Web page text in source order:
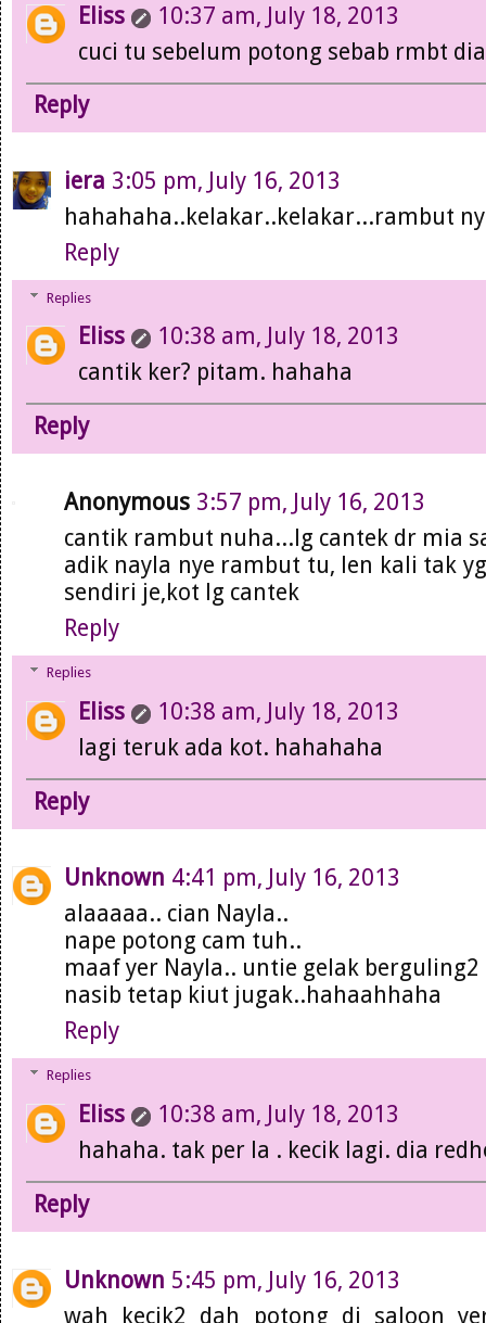
Eliss
10:37 am, July 18, 2013
cuci tu sebelum potong sebab rmbt
Reply
iera 3:05 pm, July 16, 2013
hahahaha..kelakar..kelakar...rambut
Reply
Replies
Eliss
10:38 am, July 18, 2013
cantik ker? pitam. hahaha
Reply
Anonymous 3:57 pm, July 16, 2013
cantik rambut nuha...lg cantek dr mia
adik nayla nye rambut tu, len kali tak
sendiri je,kot lg cantek
Reply
Replies
Eliss
10:38 am, July 18, 2013
lagi teruk ada kot. hahahaha
Reply
Unknown 4:41 pm, July 16, 2013
alaaaaa.. cian Nayla..
nape potong cam tuh..
maaf yer Nayla.. untie gelak berguling2
nasib tetap kiut jugak..hahaahhaha
Reply
Replies
Eliss
10:38 am, July 18, 2013
hahaha. tak per la . kecik lagi. dia
Reply
Unknown 5:45 pm, July 16, 2013
wah kecik2 dah potong di saloon